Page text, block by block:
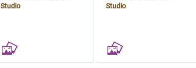
Studio
Studio